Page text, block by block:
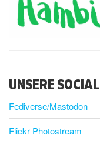
UNSERE
Fediverse/Mastodon
Flickr Photostream